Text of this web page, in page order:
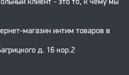
клиент - это то, к чему мы
магазин интим товаров в
д. 16 кор.2